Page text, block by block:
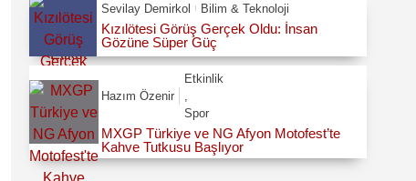
Sevilay Demirkol Bilim & Teknoloji
Kızılötesi Görüş Gerçek Oldu: İnsan
Gözüne Süper Güç
Hazım Özenir
Etkinlik
Spor
MXGP Türkiye ve NG Afyon Motofest’te
Kahve Tutkusu Başlıyor